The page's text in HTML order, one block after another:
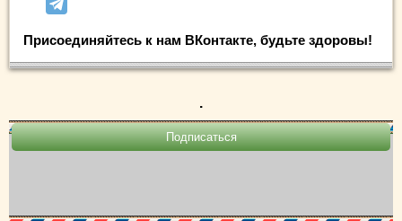
Присоединяйтесь к нам ВКонтакте, будьте здоровы!
.